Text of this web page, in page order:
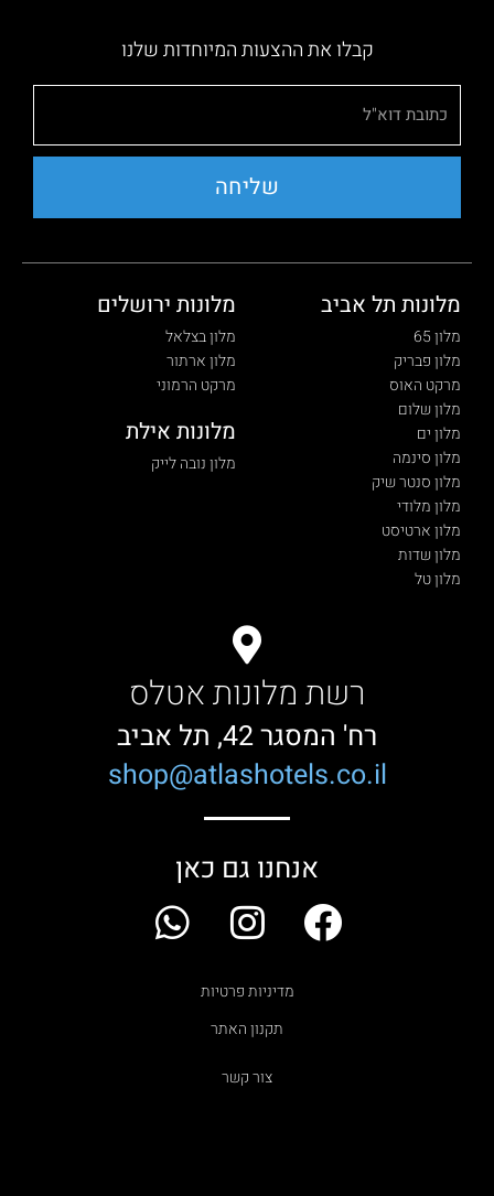
קבלו את ההצעות המיוחדות שלנו
שליחה
מלונות תל אביב
מלון 65
מלון פבריק
מרקט האוס
מלון שלום
מלון ים
מלון סינמה
מלון סנטר שיק
מלון מלודי
מלון ארטיסט
מלון שדות
מלון טל
מלונות ירושלים
מלון בצלאל
מלון ארתור
מרקט הרמוני
מלונות אילת
מלון נובה לייק
רשת מלונות אטלס
רח' המסגר 42, תל אביב
shop@atlashotels.co.il
אנחנו גם כאן
F
a
I
n
s
t
a
g
W
h
מדיניות פרטיות
תקנון האתר
צור קשר